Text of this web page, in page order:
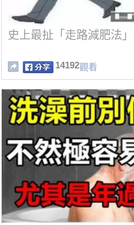
史上最扯「走路減肥法
14192觀看